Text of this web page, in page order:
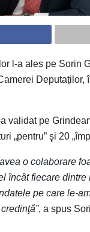
l-a ales pe Sorin
Deputaților,
validat pe
„pentru” şi 20
o colaborare
încât fiecare dintre
pe care le-
, a spus